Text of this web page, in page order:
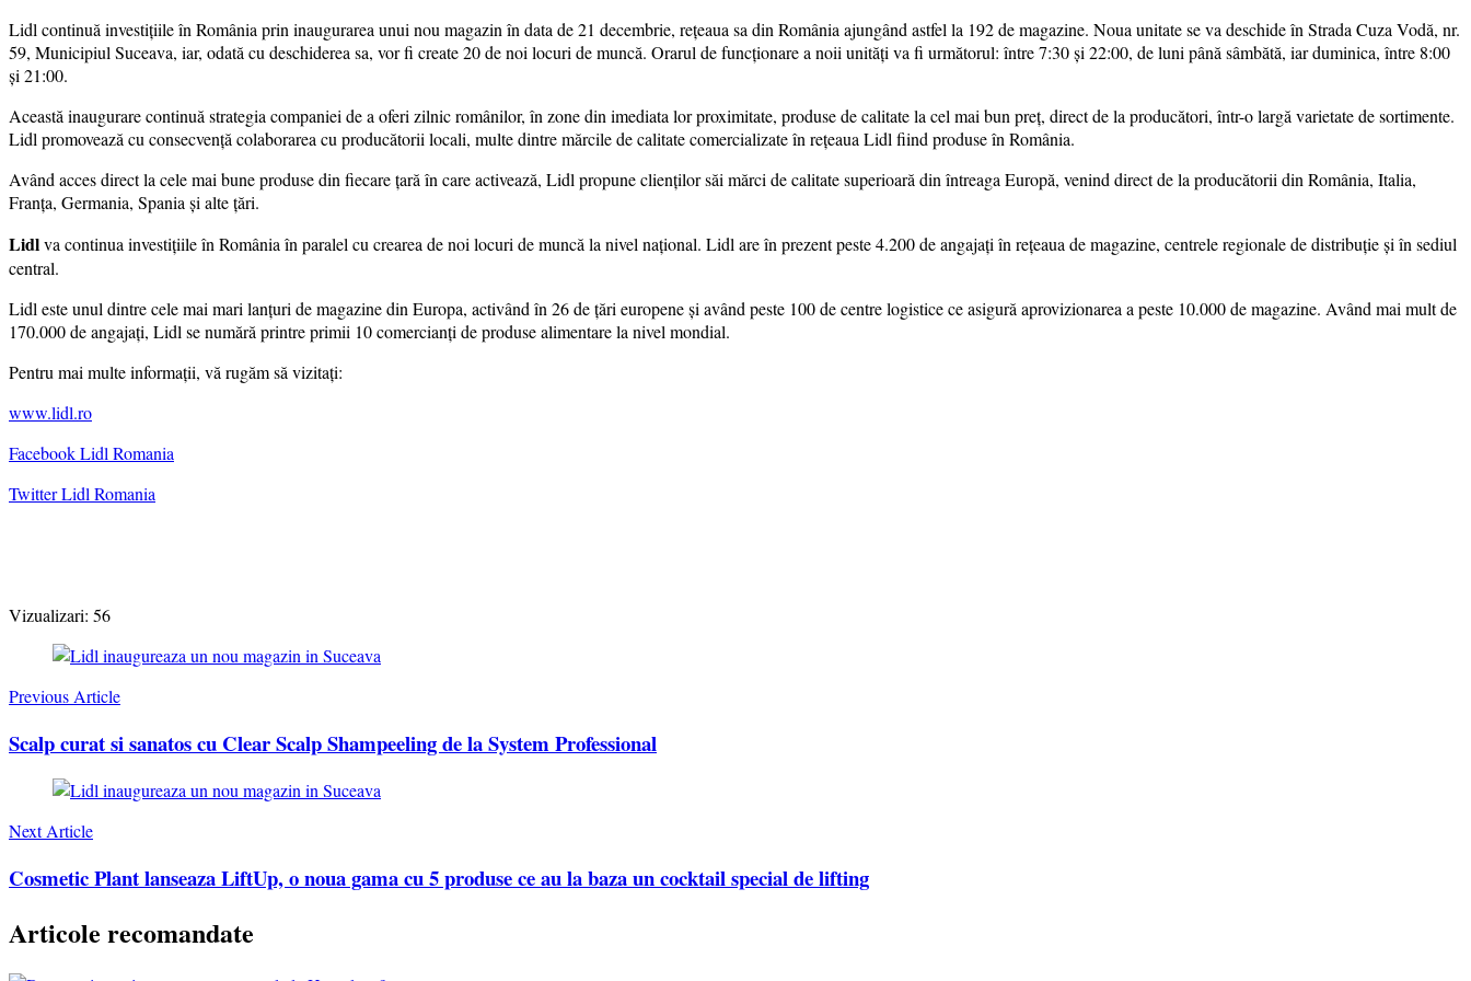
Lidl continuă investiţiile în România prin inaugurarea unui nou magazin în data de 21 decembrie, reţeaua sa din România ajungând astfel la 192 de magazine. Noua unitate se va deschide în Strada Cuza Vodă, nr.
59, Municipiul Suceava, iar, odată cu deschiderea sa, vor fi create 20 de noi locuri de muncă. Orarul de funcționare a noii unități va fi următorul: între 7:30 și 22:00, de luni până sâmbătă, iar duminica, între 8:00
și 21:00.
Această inaugurare continuă strategia companiei de a oferi zilnic românilor, în zone din imediata lor proximitate, produse de calitate la cel mai bun preţ, direct de la producători, într-o largă varietate de sortimente.
Lidl promovează cu consecvență colaborarea cu producătorii locali, multe dintre mărcile de calitate comercializate în reţeaua Lidl fiind produse în România.
Având acces direct la cele mai bune produse din fiecare țară în care activează, Lidl propune clienților săi mărci de calitate superioară din întreaga Europă, venind direct de la producătorii din România, Italia,
Franța, Germania, Spania şi alte ţări.
Lidlva continua investiţiile în România în paralel cu crearea de noi locuri de muncă la nivel național. Lidl are în prezent peste 4.200 de angajați în reţeaua de magazine, centrele regionale de distribuţie şi în sediul
central.
Lidl este unul dintre cele mai mari lanţuri de magazine din Europa, activând în 26 de țări europene şi având peste 100 de centre logistice ce asigură aprovizionarea a peste 10.000 de magazine. Având mai mult de
170.000 de angajați, Lidl se numără printre primii 10 comercianți de produse alimentare la nivel mondial.
Pentru mai multe informații, vă rugăm să vizitați:
www.lidl.ro
Facebook Lidl Romania
Twitter Lidl Romania
Vizualizari: 56
Post
Navigation
Previous Article
Scalp curat si sanatos cu Clear Scalp Shampeeling de la System Professional
Next Article
Cosmetic Plant lanseaza LiftUp, o noua gama cu 5 produse ce au la baza un cocktail special de lifting
Articole recomandate